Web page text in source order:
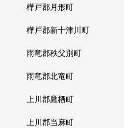
樺戸郡月形町
樺戸郡新十津川町
雨竜郡秩父別町
雨竜郡北竜町
上川郡鷹栖町
上川郡当麻町